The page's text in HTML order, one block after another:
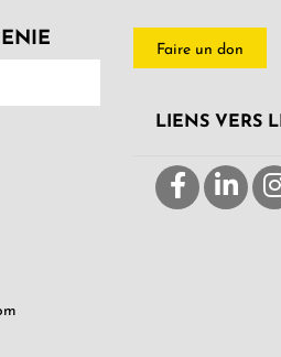
Faire un don
LIENS VERS